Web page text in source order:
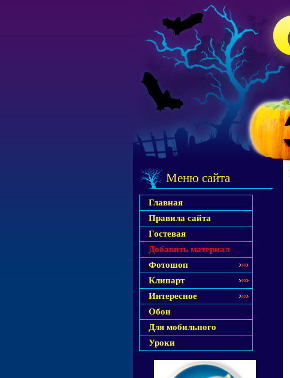
Меню сайта
Главная
Правила сайта
Гостевая
Добавить материал
Фотошоп
Клипарт
Интересное
Обои
Для мобильного
Уроки